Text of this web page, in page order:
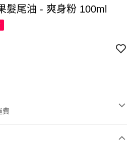
哥堅果髮尾油 - 爽身粉 100ml
費